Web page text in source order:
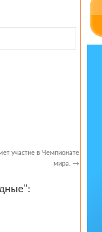
участие в Чемпионате
мира. →